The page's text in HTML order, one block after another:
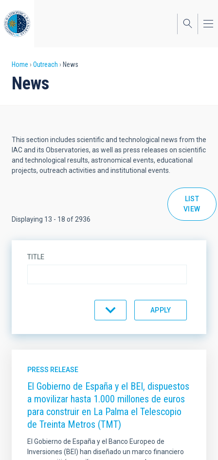
to
main
content
Breadcrumb
Home Outreach News
News
This section includes scientific and technological news from the
IAC and its Observatories, as well as press releases on scientific
and technological results, astronomical events, educational
projects, outreach activities and institutional events.
LIST
VIEW
Displaying 13 - 18 of 2936
TITLE
TOPIC
SCOPE
PRESS RELEASE
El Gobierno de España y el BEI, dispuestos
a movilizar hasta 1.000 millones de euros
para construir en La Palma el Telescopio
de Treinta Metros (TMT)
El Gobierno de España y el Banco Europeo de
Inversiones (BEI) han diseñado un marco financiero